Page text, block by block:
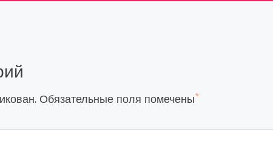
Обязательные поля помечены*